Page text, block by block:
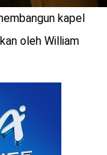
kapel
oleh William